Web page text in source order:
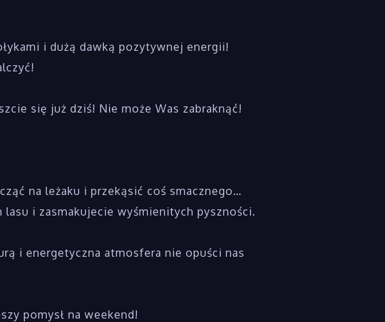
i dużą dawką pozytywnej energii!
się już dziś! Nie może Was zabraknąć!
na leżaku i przekąsić coś smacznego…
i zasmakujecie wyśmienitych pyszności.
i energetyczna atmosfera nie opuści nas
pomysł na weekend!